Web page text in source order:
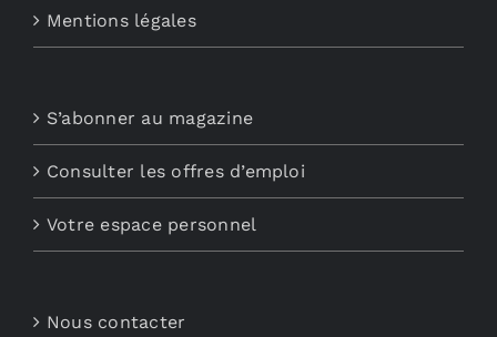
Mentions légales
S’abonner au magazine
Consulter les offres d’emploi
Votre espace personnel
Nous contacter